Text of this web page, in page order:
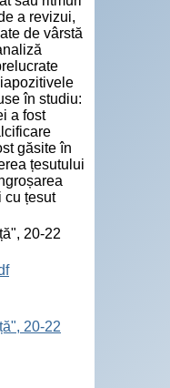
a revizui,
de vârstă
în studiu:
a fost
găsite în
țesutului
cu țesut
20-22
20-22